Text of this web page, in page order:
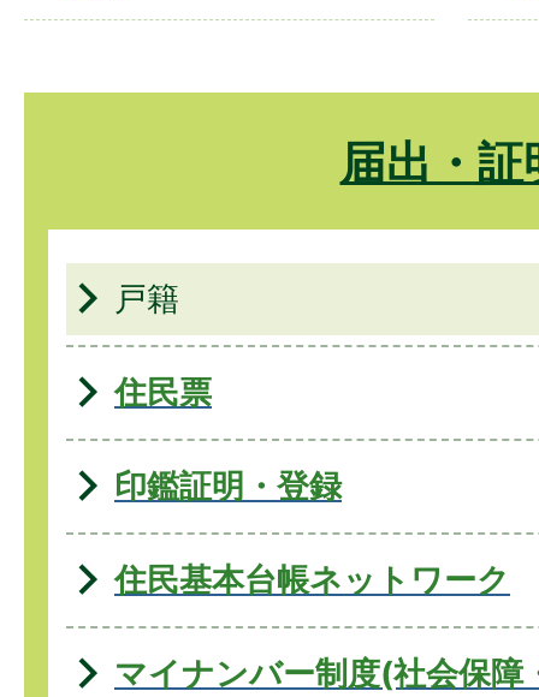
届出・証
戸籍
住民票
印鑑証明・登録
住民基本台帳ネットワーク
マイナンバー制度(社会保障